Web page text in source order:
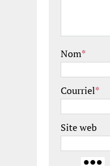
Nom*
Courriel*
Site web